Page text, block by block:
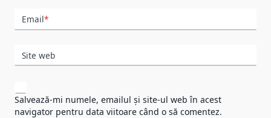
Email*
Site web
Salvează-mi numele, emailul și site-ul web în acest
navigator pentru data viitoare când o să comentez.